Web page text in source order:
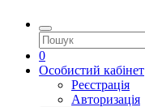
0
Особистий кабінет
Реєстрація
Авторизація